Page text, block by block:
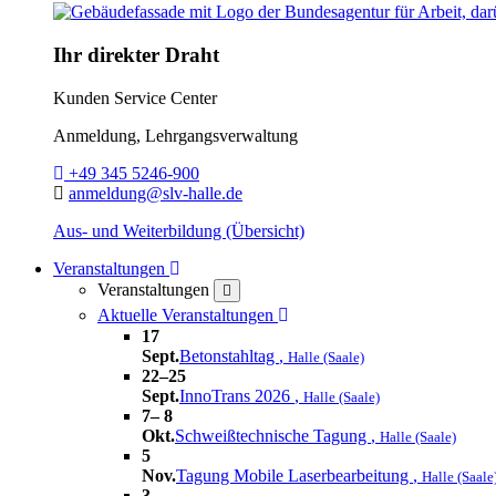
Ihr direkter Draht
Kunden Service Center
Anmeldung, Lehrgangsverwaltung
Telefon:
+49 345 5246-900
E-Mail:
anmeldung@slv-halle.de
Aus- und Weiterbildung (Übersicht)
Veranstaltungen
Veranstaltungen
Aktuelle Veranstaltungen Toggle Dropdown
17
Sept.Betonstahltag , Halle (Saale)
22–25
Sept.InnoTrans 2026 , Halle (Saale)
7– 8
Okt.Schweißtechnische Tagung , Halle (Saale)
5
Nov.Tagung Mobile Laserbearbeitung , Halle